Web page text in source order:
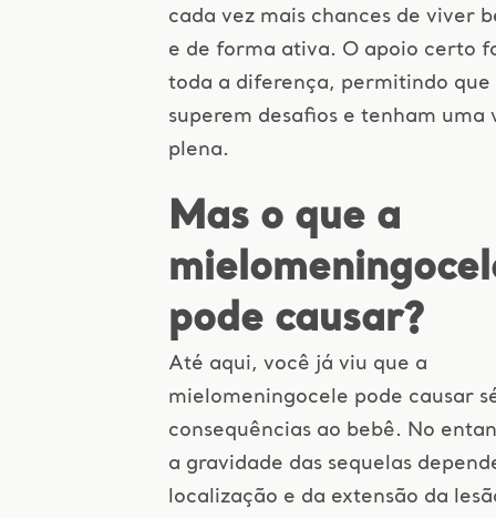
cada vez mais chances de viver
e de forma ativa. O apoio certo
toda a diferença, permitindo que
superem desafios e tenham uma
plena.
Mas o que a
pode causar?
Até aqui, você já viu que a
mielomeningocele pode causar
consequências ao bebê. No
a gravidade das sequelas
localização e da extensão da